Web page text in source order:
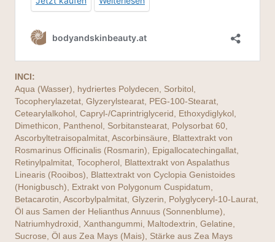
INCI:
Aqua (Wasser), hydriertes Polydecen, Sorbitol,
Tocopherylazetat, Glyzerylstearat, PEG-100-Stearat,
Cetearylalkohol, Capryl-/Caprintriglycerid, Ethoxydiglykol,
Dimethicon, Panthenol, Sorbitanstearat, Polysorbat 60,
Ascorbyltetraisopalmitat, Ascorbinsäure, Blattextrakt von
Rosmarinus Officinalis (Rosmarin), Epigallocatechingallat,
Retinylpalmitat, Tocopherol, Blattextrakt von Aspalathus
Linearis (Rooibos), Blattextrakt von Cyclopia Genistoides
(Honigbusch), Extrakt von Polygonum Cuspidatum,
Betacarotin, Ascorbylpalmitat, Glyzerin, Polyglyceryl-10-Laurat,
Öl aus Samen der Helianthus Annuus (Sonnenblume),
Natriumhydroxid, Xanthangummi, Maltodextrin, Gelatine,
Sucrose, Öl aus Zea Mays (Mais), Stärke aus Zea Mays